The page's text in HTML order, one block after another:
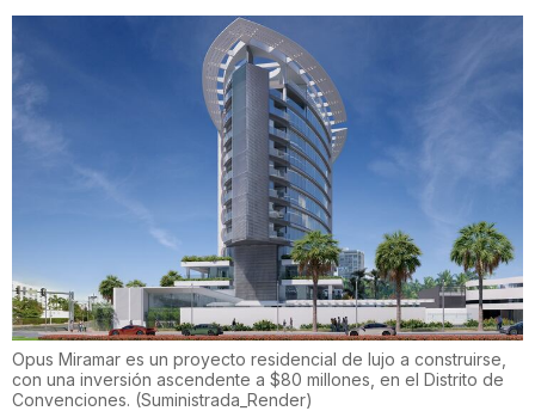
Opus Miramar es un proyecto residencial de lujo a construirse,
con una inversión ascendente a $80 millones, en el Distrito de
Convenciones. (Suministrada_Render)